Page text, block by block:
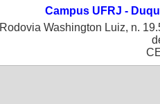
Campus UFRJ -
Rodovia Washington Luiz, n.